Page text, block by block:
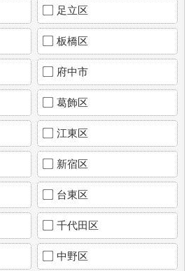
足立区
板橋区
府中市
葛飾区
江東区
新宿区
台東区
千代田区
中野区